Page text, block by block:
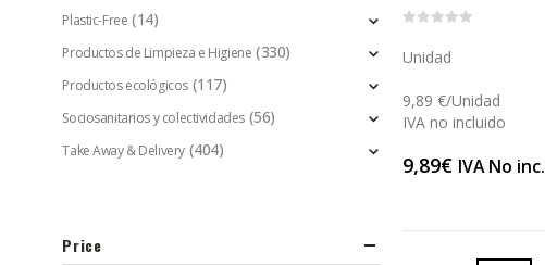
Unidad
9,89 €/Unidad
IVA no incluido
9,89€ IVA No inc.
Plastic-Free (14)
Productos de Limpieza e Higiene (330)
Productos ecológicos (117)
Sociosanitarios y colectividades (56)
Take Away & Delivery (404)
Price